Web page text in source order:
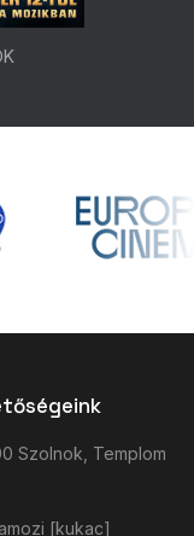
Szolnok, Templom
[kukac]